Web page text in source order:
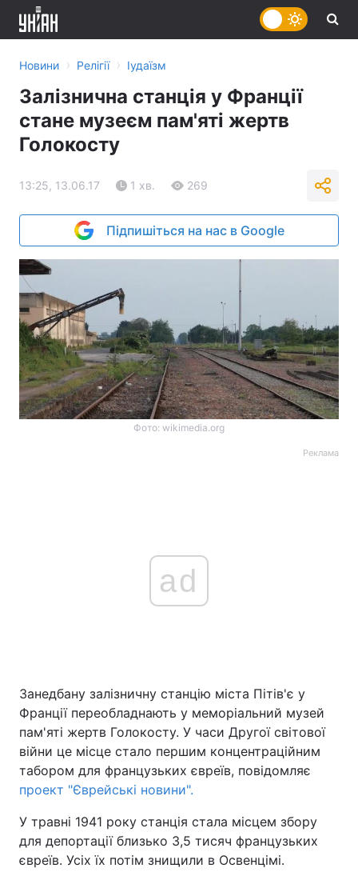
Головна Війна
Україна Політика
Економіка Світ
Новини › Релігії › Іудаїзм
Залізнична станція у Франції
стане музеєм пам'яті жертв
Голокосту
13:25, 13.06.17 1 хв. 269
Підпишіться на нас в Google
Фото: wikimedia.org
Реклама
ad
Занедбану залізничну станцію міста Пітів'є у
Франції переобладнають у меморіальний музей
пам'яті жертв Голокосту. У часи Другої світової
війни це місце стало першим концентраційним
табором для французьких євреїв, повідомляє
проект "Єврейські новини".
У травні 1941 року станція стала місцем збору
для депортації близько 3,5 тисяч французьких
євреїв. Усіх їх потім знищили в Освенцімі.